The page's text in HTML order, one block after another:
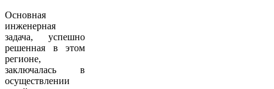
Основная
инженерная
задача, успешно
решенная в этом
регионе,
заключалась в
осуществлении